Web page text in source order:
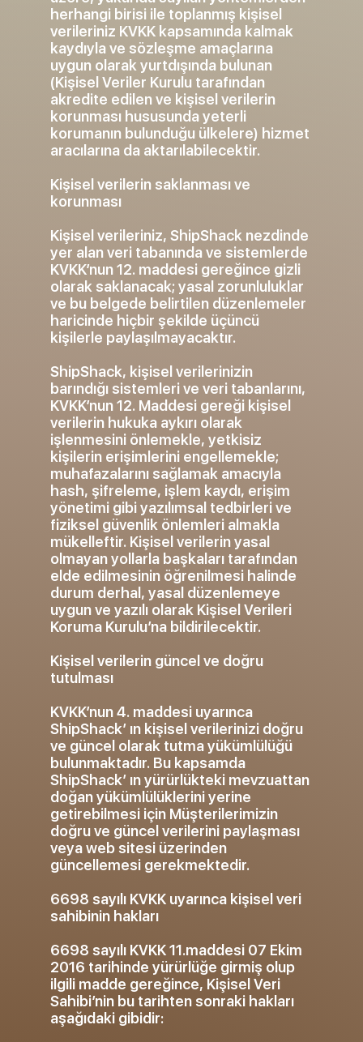
herhangi birisi ile toplanmış kişisel
verileriniz KVKK kapsamında kalmak
kaydıyla ve sözleşme amaçlarına
uygun olarak yurtdışında bulunan
(Kişisel Veriler Kurulu tarafından
akredite edilen ve kişisel verilerin
korunması hususunda yeterli
korumanın bulunduğu ülkelere) hizmet
aracılarına da aktarılabilecektir.
Kişisel verilerin saklanması ve
korunması
Kişisel verileriniz, ShipShack nezdinde
yer alan veri tabanında ve sistemlerde
KVKK’nun 12. maddesi gereğince gizli
olarak saklanacak; yasal zorunluluklar
ve bu belgede belirtilen düzenlemeler
haricinde hiçbir şekilde üçüncü
kişilerle paylaşılmayacaktır.
ShipShack, kişisel verilerinizin
barındığı sistemleri ve veri tabanlarını,
KVKK’nun 12. Maddesi gereği kişisel
verilerin hukuka aykırı olarak
işlenmesini önlemekle, yetkisiz
kişilerin erişimlerini engellemekle;
muhafazalarını sağlamak amacıyla
hash, şifreleme, işlem kaydı, erişim
yönetimi gibi yazılımsal tedbirleri ve
fiziksel güvenlik önlemleri almakla
mükelleftir. Kişisel verilerin yasal
olmayan yollarla başkaları tarafından
elde edilmesinin öğrenilmesi halinde
durum derhal, yasal düzenlemeye
uygun ve yazılı olarak Kişisel Verileri
Koruma Kurulu’na bildirilecektir.
Kişisel verilerin güncel ve doğru
tutulması
KVKK’nun 4. maddesi uyarınca
ShipShack’ ın kişisel verilerinizi doğru
ve güncel olarak tutma yükümlülüğü
bulunmaktadır. Bu kapsamda
ShipShack’ ın yürürlükteki mevzuattan
doğan yükümlülüklerini yerine
getirebilmesi için Müşterilerimizin
doğru ve güncel verilerini paylaşması
veya web sitesi üzerinden
güncellemesi gerekmektedir.
6698 sayılı KVKK uyarınca kişisel veri
sahibinin hakları
6698 sayılı KVKK 11.maddesi 07 Ekim
2016 tarihinde yürürlüğe girmiş olup
ilgili madde gereğince, Kişisel Veri
Sahibi’nin bu tarihten sonraki hakları
aşağıdaki gibidir: